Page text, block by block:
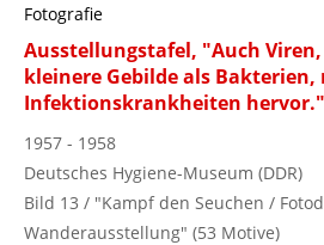
Fotografie
Ausstellungstafel, "Auch
kleinere Gebilde als
Infektionskrankheiten hervor."
1957 - 1958
Deutsches Hygiene-Museum (DDR)
Bild 13 / "Kampf den Seuchen /
Wanderausstellung" (53 Motive)